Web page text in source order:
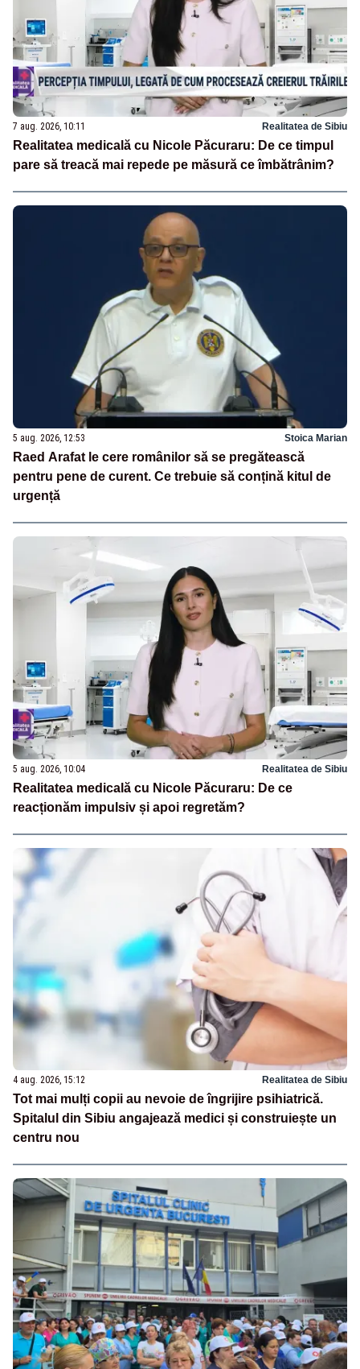
7 aug. 2026, 10:11 Realitatea de Sibiu
Realitatea medicală cu Nicole Păcuraru: De ce timpul
pare să treacă mai repede pe măsură ce îmbătrânim?
5 aug. 2026, 12:53 Stoica Marian
Raed Arafat le cere românilor să se pregătească
pentru pene de curent. Ce trebuie să conțină kitul de
urgență
5 aug. 2026, 10:04 Realitatea de Sibiu
Realitatea medicală cu Nicole Păcuraru: De ce
reacționăm impulsiv și apoi regretăm?
4 aug. 2026, 15:12 Realitatea de Sibiu
Tot mai mulți copii au nevoie de îngrijire psihiatrică.
Spitalul din Sibiu angajează medici și construiește un
centru nou